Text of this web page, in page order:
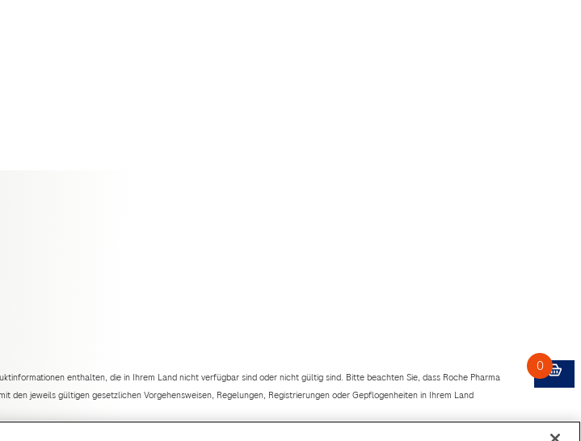
enthalten, die in Ihrem Land nicht verfügbar sind oder nicht gültig sind. Bitte beachten Sie, dass Roche Pharma
jeweils gültigen gesetzlichen Vorgehensweisen, Regelungen, Registrierungen oder Gepflogenheiten in Ihrem Land